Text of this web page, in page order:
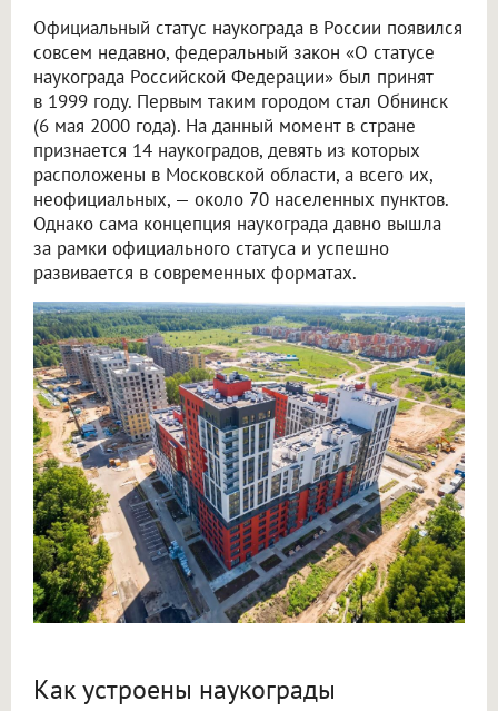
Официальный статус наукограда в России появился
совсем недавно, федеральный закон «О статусе
наукограда Российской Федерации» был принят
в 1999 году. Первым таким городом стал Обнинск
(6 мая 2000 года). На данный момент в стране
признается 14 наукоградов, девять из которых
расположены в Московской области, а всего их,
неофициальных, — около 70 населенных пунктов.
Однако сама концепция наукограда давно вышла
за рамки официального статуса и успешно
развивается в современных форматах.
Как устроены наукограды